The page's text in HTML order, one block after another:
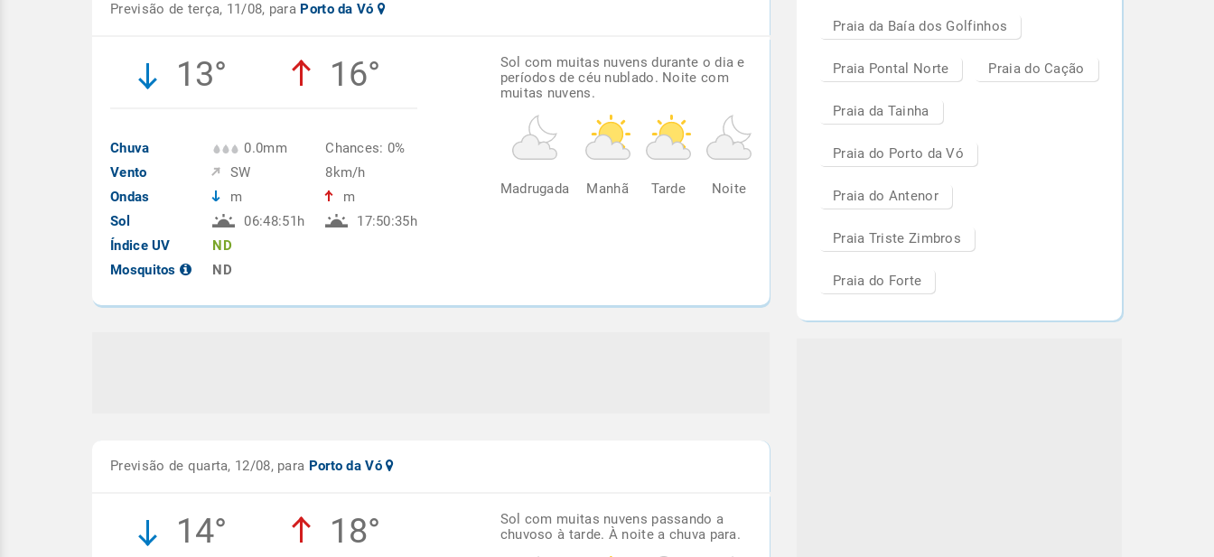
Previsão de terça, 11/08, para Porto da Vó
13° 16°
Chuva
Vento
Ondas
Sol
Índice UV
Mosquitos
0.0mm
SW
m
06:48:51h
ND
ND
Chances: 0%
8km/h
m
17:50:35h
Sol com muitas nuvens durante o dia e
períodos de céu nublado. Noite com
muitas nuvens.
Madrugada Manhã Tarde Noite
Previsão de quarta, 12/08, para Porto da Vó
14° 18°
Sol com muitas nuvens passando a
chuvoso à tarde. À noite a chuva para.
Praia da Baía dos Golfinhos
Praia Pontal Norte Praia do Cação
Praia da Tainha
Praia do Porto da Vó
Praia do Antenor
Praia Triste Zimbros
Praia do Forte